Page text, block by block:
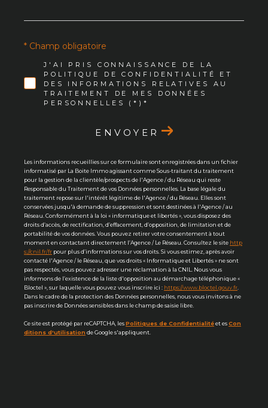
J'AI PRIS CONNAISSANCE DE LA
POLITIQUE DE CONFIDENTIALITÉ ET
DES INFORMATIONS RELATIVES AU
TRAITEMENT DE MES DONNÉES
PERSONNELLES (*)*
* Champ obligatoire
ENVOYER
Les informations recueillies sur ce formulaire sont enregistrées dans un fichier
informatisé par La Boite Immo agissant comme Sous-traitant du traitement
pour la gestion de la clientèle/prospects de l'Agence / du Réseau qui reste
Responsable du Traitement de vos Données personnelles. La base légale du
traitement repose sur l'intérêt légitime de l'Agence / du Réseau. Elles sont
conservées jusqu'à demande de suppression et sont destinées à l'Agence / au
Réseau. Conformément à la loi « informatique et libertés », vous disposez des
droits d’accès, de rectification, d’effacement, d’opposition, de limitation et de
portabilité de vos données. Vous pouvez retirer votre consentement à tout
moment en contactant directement l’Agence / Le Réseau. Consultez le site http
s://cnil.fr/fr pour plus d’informations sur vos droits. Si vous estimez, après avoir
contacté l'Agence / le Réseau, que vos droits « Informatique et Libertés » ne sont
pas respectés, vous pouvez adresser une réclamation à la CNIL. Nous vous
informons de l’existence de la liste d'opposition au démarchage téléphonique «
Bloctel », sur laquelle vous pouvez vous inscrire ici : https://www.bloctel.gouv.fr.
Dans le cadre de la protection des Données personnelles, nous vous invitons à ne
pas inscrire de Données sensibles dans le champ de saisie libre.
Ce site est protégé par reCAPTCHA, lesPolitiques de Confidentialitéet esCon
ditions d'utilisation de Google s'appliquent.